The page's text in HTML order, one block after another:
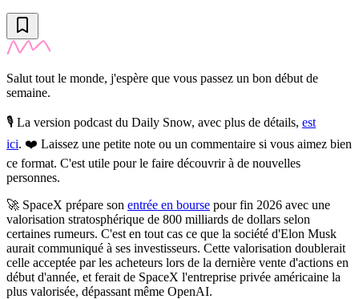
Salut tout le monde, j'espère que vous passez un bon début de
semaine.
🎙️ La version podcast du Daily Snow, avec plus de détails, est
ici. ❤️ Laissez une petite note ou un commentaire si vous aimez bien
ce format. C'est utile pour le faire découvrir à de nouvelles
personnes.
🚀 SpaceX prépare son entrée en bourse pour fin 2026 avec une
valorisation stratosphérique de 800 milliards de dollars selon
certaines rumeurs. C'est en tout cas ce que la société d'Elon Musk
aurait communiqué à ses investisseurs. Cette valorisation doublerait
celle acceptée par les acheteurs lors de la dernière vente d'actions en
début d'année, et ferait de SpaceX l'entreprise privée américaine la
plus valorisée, dépassant même OpenAI.